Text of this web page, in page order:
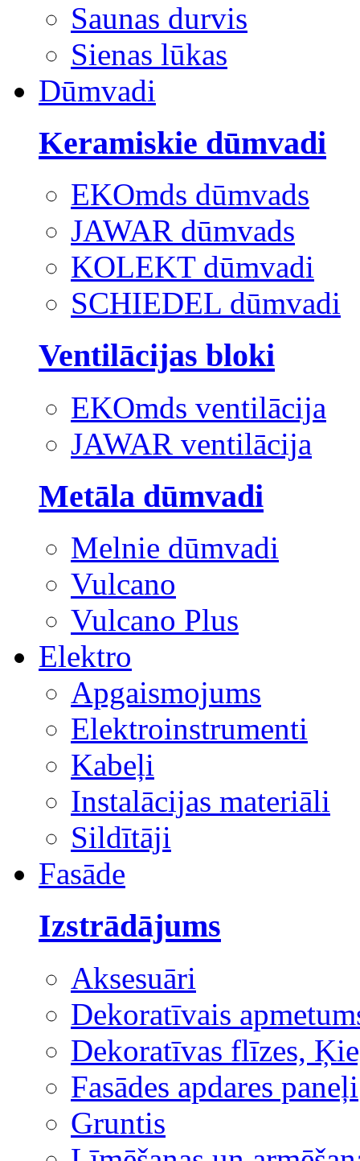
Saunas durvis
Sienas lūkas
Dūmvadi
Keramiskie dūmvadi
EKOmds dūmvads
JAWAR dūmvads
KOLEKT dūmvadi
SCHIEDEL dūmvadi
Ventilācijas bloki
EKOmds ventilācija
JAWAR ventilācija
Metāla dūmvadi
Melnie dūmvadi
Vulcano
Vulcano Plus
Elektro
Apgaismojums
Elektroinstrumenti
Kabeļi
Instalācijas materiāli
Sildītāji
Fasāde
Izstrādājums
Aksesuāri
Dekoratīvais
Dekoratīvas flīzes,
Fasādes apdares paneļi
Gruntis